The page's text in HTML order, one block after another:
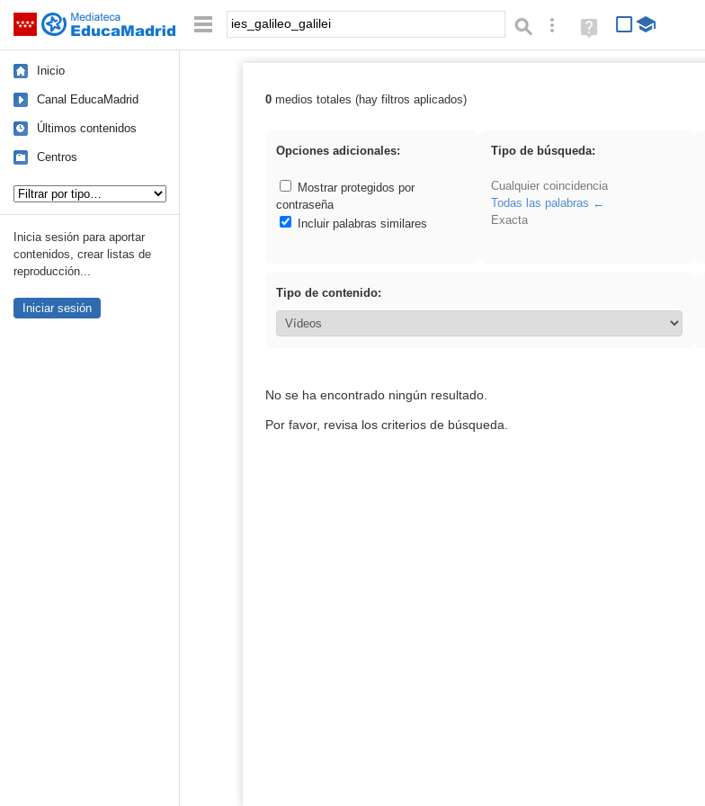
Saltar navegación Palabra o frase: Búsqueda avanzada
Ayuda
(en
Inicio
Canal EducaMadrid
Últimos contenidos
Centros
Inicia sesión para aportar
contenidos, crear listas de
reproducción...
Iniciar sesión
Resultados de: ies_galileo_galilei
0medios totales (hay filtros aplicados)
Opciones adicionales:
Mostrar protegidos por
contraseña
Incluir palabras similares
Tipo de búsqueda:
Cualquier coincidencia
Todas las palabras
Exacta
Tipo de contenido:
No se ha encontrado ningún resultado.
Por favor, revisa los criterios de búsqueda.